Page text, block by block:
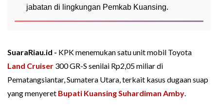
jabatan di lingkungan Pemkab Kuansing.
SuaraRiau.id - KPK menemukan satu unit mobil Toyota
Land Cruiser 300 GR-S senilai Rp2,05 miliar di
Pematangsiantar, Sumatera Utara, terkait kasus dugaan suap
yang menyeret Bupati KuansingSuhardiman Amby.